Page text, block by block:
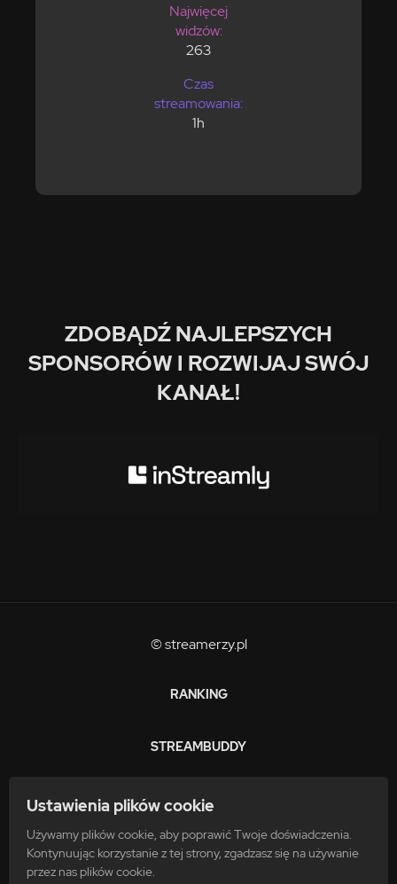
Najwięcej
widzów:
263
Czas
streamowania:
1h
ZDOBĄDŹ NAJLEPSZYCH
SPONSORÓW I ROZWIJAJ SWÓJ
KANAŁ!
Ustawienia plików cookie
Używamy plików cookie, aby poprawić Twoje doświadczenia.
Kontynuując korzystanie z tej strony, zgadzasz się na używanie
przez nas plików cookie.
© streamerzy.pl
RANKING
STREAMBUDDY
ZARABIAJ
FAQ